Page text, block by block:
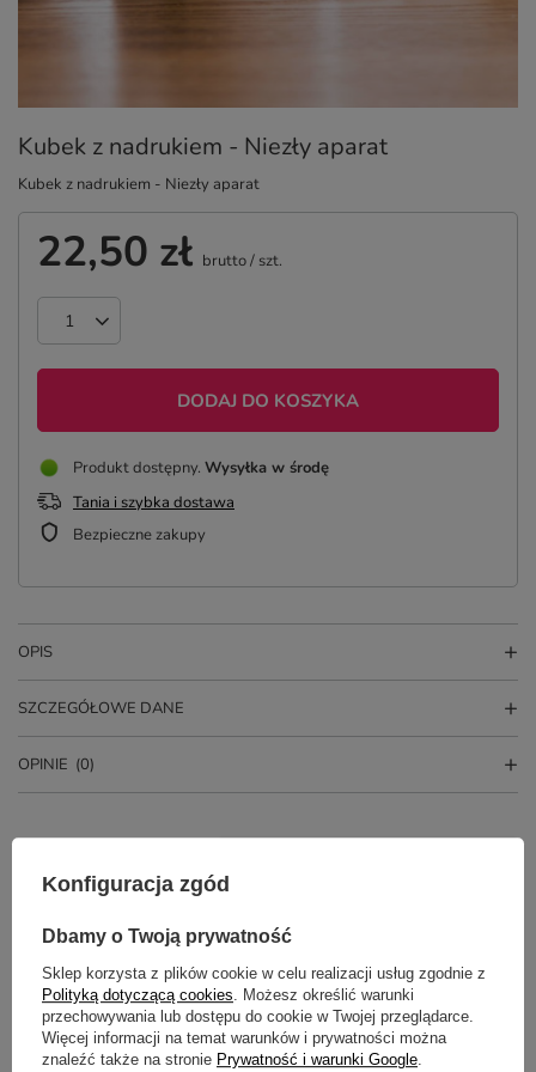
Kubek z nadrukiem - Niezły aparat
Kubek z nadrukiem - Niezły aparat
22,50 zł brutto/ szt.
DODAJ DO KOSZYKA
Produkt dostępny Wysyłka w środę
Tania i szybka dostawa
Bezpieczne zakupy
OPIS
SZCZEGÓŁOWE DANE
OPINIE (0)
Potrzebujesz pomocy? Masz pytania?
Zadaj pytanie a my odpowiemy
Konfiguracja zgód
Dbamy o Twoją prywatność
Sklep korzysta z plików cookie w celu realizacji usług zgodnie z
Polityką dotyczącą cookies. Możesz określić warunki
przechowywania lub dostępu do cookie w Twojej przeglądarce.
Więcej informacji na temat warunków i prywatności można
znaleźć także na stronie Prywatność i warunki Google.